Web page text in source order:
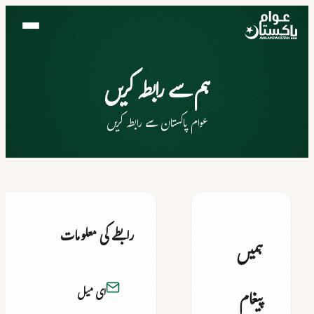
ہم سے رابطہ کریں
عوام پاکستان سے رابطہ کریں
ہمیں
پیغام
رابطے کی معلومات
ای میل